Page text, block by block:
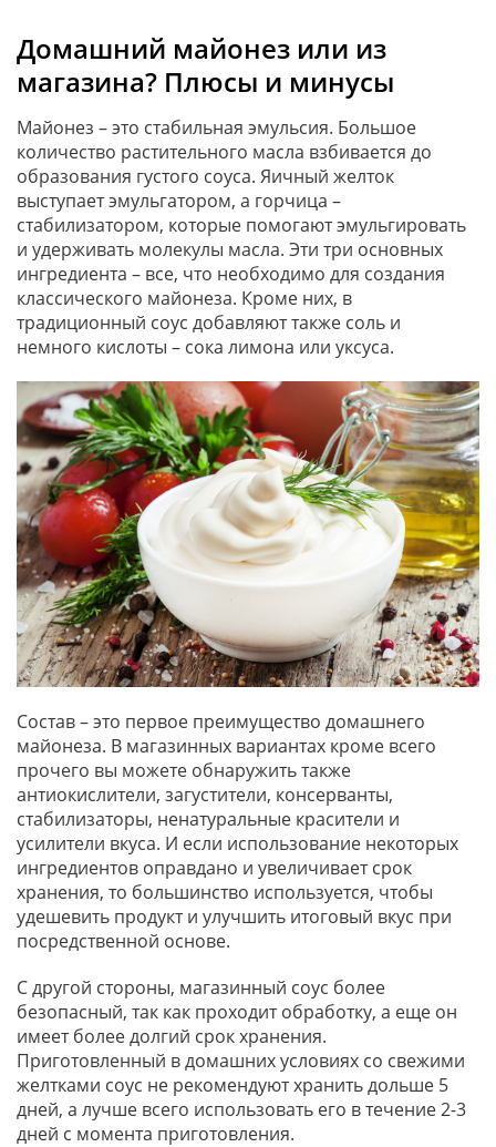
Домашний майонез или из
магазина? Плюсы и минусы
Майонез – это стабильная эмульсия. Большое
количество растительного масла взбивается до
образования густого соуса. Яичный желток
выступает эмульгатором, а горчица –
стабилизатором, которые помогают эмульгировать
и удерживать молекулы масла. Эти три основных
ингредиента – все, что необходимо для создания
классического майонеза. Кроме них, в
традиционный соус добавляют также соль и
немного кислоты – сока лимона или уксуса.
Состав – это первое преимущество домашнего
майонеза. В магазинных вариантах кроме всего
прочего вы можете обнаружить также
антиокислители, загустители, консерванты,
стабилизаторы, ненатуральные красители и
усилители вкуса. И если использование некоторых
ингредиентов оправдано и увеличивает срок
хранения, то большинство используется, чтобы
удешевить продукт и улучшить итоговый вкус при
посредственной основе.
С другой стороны, магазинный соус более
безопасный, так как проходит обработку, а еще он
имеет более долгий срок хранения.
Приготовленный в домашних условиях со свежими
желтками соус не рекомендуют хранить дольше 5
дней, а лучше всего использовать его в течение 2-3
дней с момента приготовления.